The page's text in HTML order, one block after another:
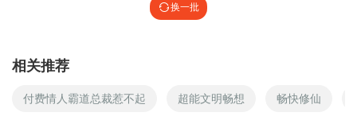
换一批
相关推荐
付费情人霸道总裁惹不起 超能文明畅想 畅快修仙